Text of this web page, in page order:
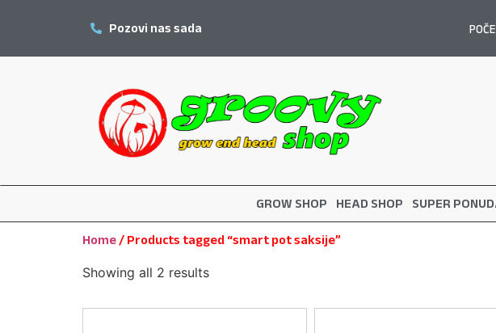
Pozovi nas sada
GROW SHOP HEAD SHOP SUPER
Home / Products tagged “smart pot saksije”
Showing all 2 results